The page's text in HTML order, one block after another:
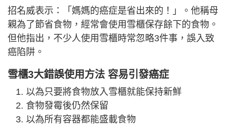
招名威表示：「媽媽的癌症是省出來的！」。他稱母
親為了節省食物，經常會使用雪櫃保存餘下的食物。
但他指出，不少人使用雪櫃時常忽略3件事，誤入致
癌陷阱。
雪櫃3大錯誤使用方法 容易引發癌症
以為只要將食物放入雪櫃就能保持新鮮
食物發霉後仍然保留
以為所有容器都能盛載食物